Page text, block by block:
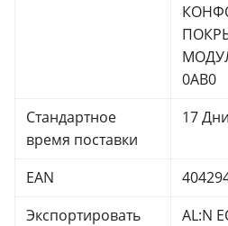
0AB0
Стандартное
время поставки
17 Дни
EAN
Экспортировать
AL:N